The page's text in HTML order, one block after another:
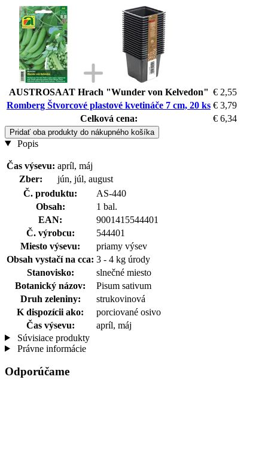
AUSTROSAAT Hrach "Wunder von Kelvedon" € 2,55
Romberg Štvorcové plastové kvetináče 7 cm, 20 ks € 3,79
Celková cena:
€ 6,34
Pridať oba produkty do nákupného košíka
Popis
Čas výsevu: apríl, máj
Zber:
jún, júl, august
Č. produktu:
AS-440
Obsah:
1 bal.
EAN:
9001415544401
Č. výrobcu:
544401
Miesto výsevu:
priamy výsev
Obsah vystačí na cca: 3 - 4 kg úrody
Stanovisko:
slnečné miesto
Botanický názov:
Pisum sativum
Druh zeleniny:
strukovinová
K dispozícii ako:
porciované osivo
Čas výsevu:
apríl, máj
Súvisiace produkty
Právne informácie
Odporúčame